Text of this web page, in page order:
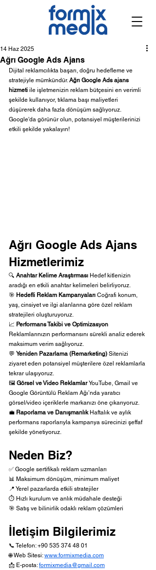
Ağrı Google Ads Ajans
14 Haz 2025
Dijital reklamcılıkta başarı, doğru hedefleme ve
stratejiyle mümkündür. Ağrı Google Ads ajans
hizmeti ile işletmenizin reklam bütçesini en verimli
şekilde kullanıyor, tıklama başı maliyetleri
düşürerek daha fazla dönüşüm sağlıyoruz.
Google'da görünür olun, potansiyel müşterilerinizi
etkili şekilde yakalayın!
Ağrı Google Ads Ajans
Hizmetlerimiz
🔍 Anahtar Kelime Araştırması Hedef kitlenizin
aradığı en etkili anahtar kelimeleri belirliyoruz.
🎯 Hedefli Reklam Kampanyaları Coğrafi konum,
yaş, cinsiyet ve ilgi alanlarına göre özel reklam
stratejileri oluşturuyoruz.
📈 Performans Takibi ve Optimizasyon
Reklamlarınızın performansını sürekli analiz ederek
maksimum verim sağlıyoruz.
💬 Yeniden Pazarlama (Remarketing) Sitenizi
ziyaret eden potansiyel müşterilere özel reklamlarla
tekrar ulaşıyoruz.
🖼️ Görsel ve Video Reklamlar YouTube, Gmail ve
Google Görüntülü Reklam Ağı’nda yaratıcı
görsel/video içeriklerle markanızı öne çıkarıyoruz.
💼 Raporlama ve Danışmanlık Haftalık ve aylık
performans raporlarıyla kampanya sürecinizi şeffaf
şekilde yönetiyoruz.
Neden Biz?
✅ Google sertifikalı reklam uzmanları
📊 Maksimum dönüşüm, minimum maliyet
📍 Yerel pazarlarda etkili stratejiler
⏱️ Hızlı kurulum ve anlık müdahale desteği
🎯 Satış ve bilinirlik odaklı reklam çözümleri
İletişim Bilgilerimiz
📞 Telefon: +90 535 374 48 01
🌐 Web Sitesi: www.formixmedia.com
📩 E-posta: formixmedia@gmail.com